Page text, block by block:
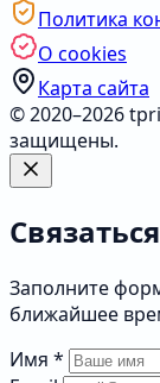
Политика
О cookies
Карта сайта
© 2020–2026
защищены.
Заполните
ближайшее
Имя *